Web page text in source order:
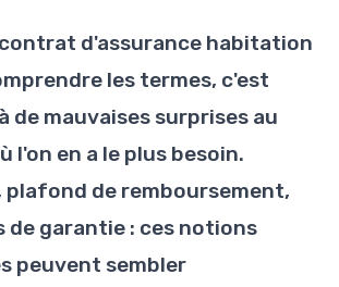
d'assurance habitation
les termes, c'est
de mauvaises surprises au
l'on en a le plus besoin.
plafond de remboursement,
de garantie : ces notions
peuvent sembler